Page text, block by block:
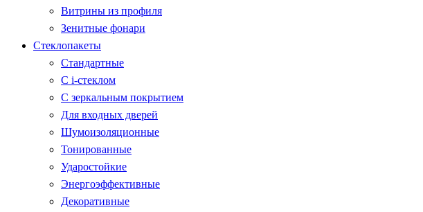
Витрины из профиля
Зенитные фонари
Стеклопакеты
Стандартные
С i-стеклом
С зеркальным покрытием
Для входных дверей
Шумоизоляционные
Тонированные
Ударостойкие
Энергоэффективные
Декоративные